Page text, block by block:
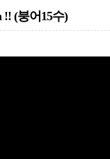
!! (붕어15수)